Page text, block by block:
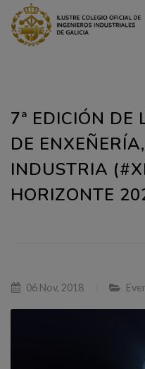
7ª EDICIÓN DE
DE
INDUSTRIA
HORIZONTE
06 Nov, 2018